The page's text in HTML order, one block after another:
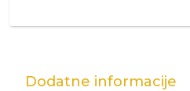
Dodatne informacije